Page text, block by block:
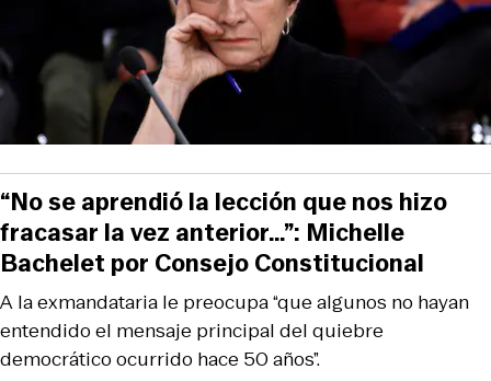
A la exmandataria le preocupa “que algunos no hayan
entendido el mensaje principal del quiebre
democrático ocurrido hace 50 años”.
“No se aprendió la lección que nos hizo
fracasar la vez anterior…”: Michelle
Bachelet por Consejo Constitucional